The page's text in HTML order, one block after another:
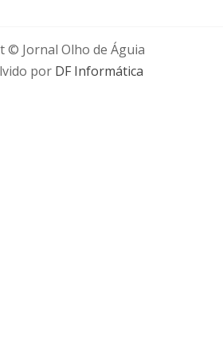
© Jornal Olho de Águia
porDF Informática